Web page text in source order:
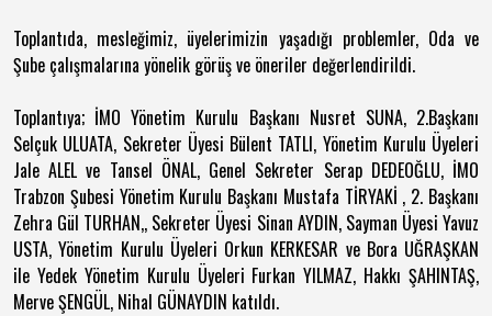
Toplantıda, mesleğimiz, üyelerimizin yaşadığı problemler, Oda ve
Şube çalışmalarına yönelik görüş ve öneriler değerlendirildi.
Toplantıya; İMO Yönetim Kurulu Başkanı Nusret SUNA, 2.Başkanı
Selçuk ULUATA, Sekreter Üyesi Bülent TATLI, Yönetim Kurulu Üyeleri
Jale ALEL ve Tansel ÖNAL, Genel Sekreter Serap DEDEOĞLU, İMO
Trabzon Şubesi Yönetim Kurulu Başkanı Mustafa TİRYAKİ , 2. Başkanı
Zehra Gül TURHAN,, Sekreter Üyesi Sinan AYDIN, Sayman Üyesi Yavuz
USTA, Yönetim Kurulu Üyeleri Orkun KERKESAR ve Bora UĞRAŞKAN
ile Yedek Yönetim Kurulu Üyeleri Furkan YILMAZ, Hakkı ŞAHINTAŞ,
Merve ŞENGÜL, Nihal GÜNAYDIN katıldı.